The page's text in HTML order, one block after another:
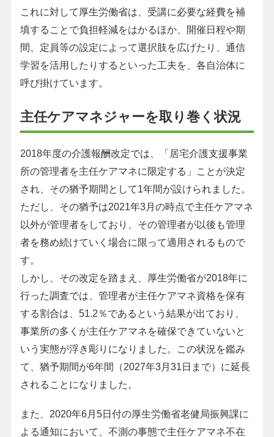
これに対して厚生労働省は、受講に必要な経費を補
填することで負担軽減をはかるほか、開催日程や期
間、定員等の設定によって選択肢を広げたり、通信
学習を活用したりするといった工夫を、各自治体に
呼び掛けています。
主任ケアマネジャーを取り巻く状況
2018年度の介護報酬改定では、「居宅介護支援事業
所の管理者を主任ケアマネに限定する」ことが決定
され、その猶予期間として1年間が設けられました。
ただし、その猶予は2021年3月の時点で主任ケアマネ
以外が管理者をしており、その管理者が以後も管理
者を務め続けていく場合に限って適用されるもので
す。
しかし、その改定を踏まえ、厚生労働省が2018年に
行った調査では、管理者が主任ケアマネ資格を保有
する割合は、51.2％であるという結果が出ており、
事業所の多くが主任ケアマネを確保できていないと
いう実態が浮き彫りになりました。この状況を鑑み
て、猶予期間が6年間（2027年3月31日まで）に延長
されることになりました。
また、2020年6月5日付の厚生労働省老健局振興課に
よる通知において、不測の事態で主任ケアマネ不在